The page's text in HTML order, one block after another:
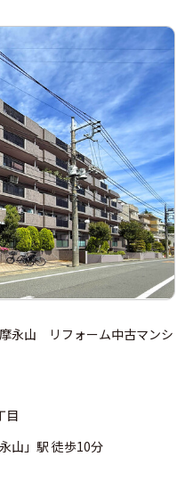
永山 リフォーム中古マンシ
目
京王相模原線「京王永山」駅 徒歩10分